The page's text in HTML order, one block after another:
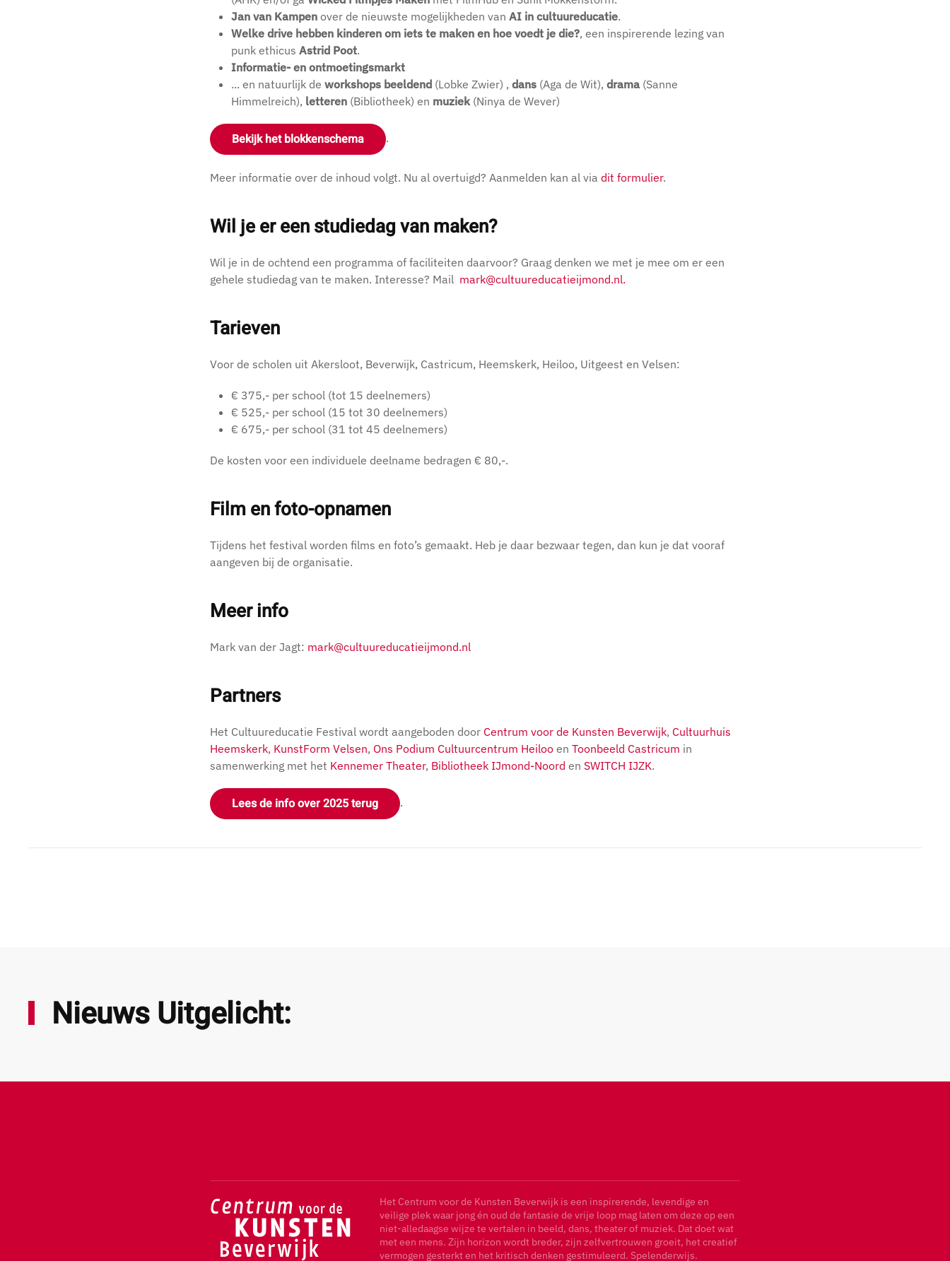
Jan van Kampen over de nieuwste mogelijkheden van AI in cultuureducatie.
Welke drive hebben kinderen om iets te maken en hoe voedt je die?, een inspirerende lezing van
punk ethicus Astrid Poot.
Informatie- en ontmoetingsmarkt
... en natuurlijk de workshops beeldend (Lobke Zwier) , dans (Aga de Wit), drama (Sanne
Himmelreich), letteren (Bibliotheek) en muziek(Ninya de Wever)
Bekijk het blokkenschema .
Meer informatie over de inhoud volgt. Nu al overtuigd? Aanmelden kan al via dit formulier.
Wil je er een studiedag van maken?
Wil je in de ochtend een programma of faciliteiten daarvoor? Graag denken we met je mee om er een
gehele studiedag van te maken. Interesse? Mail mark@cultuureducatieijmond.nl.
Tarieven
Voor de scholen uit Akersloot, Beverwijk, Castricum, Heemskerk, Heiloo, Uitgeest en Velsen:
€ 375,- per school (tot 15 deelnemers)
€ 525,- per school (15 tot 30 deelnemers)
€ 675,- per school (31 tot 45 deelnemers)
De kosten voor een individuele deelname bedragen € 80,-.
Film en foto-opnamen
Tijdens het festival worden films en foto’s gemaakt. Heb je daar bezwaar tegen, dan kun je dat vooraf
aangeven bij de organisatie.
Meer info
Mark van der Jagt: mark@cultuureducatieijmond.nl
Partners
Het Cultuureducatie Festival wordt aangeboden door Centrum voor de Kunsten Beverwijk, Cultuurhuis
Heemskerk, KunstForm Velsen, Ons Podium Cultuurcentrum Heiloo en Toonbeeld Castricum in
samenwerking met het Kennemer Theater, Bibliotheek IJmond-Noord en SWITCH IJZK.
Lees de info over 2025 terug .
Nieuws Uitgelicht:
Het Centrum voor de Kunsten Beverwijk is een inspirerende, levendige en
veilige plek waar jong én oud de fantasie de vrije loop mag laten om deze op een
niet-alledaagse wijze te vertalen in beeld, dans, theater of muziek. Dat doet wat
met een mens. Zijn horizon wordt breder, zijn zelfvertrouwen groeit, het creatief
vermogen gesterkt en het kritisch denken gestimuleerd. Spelenderwijs.